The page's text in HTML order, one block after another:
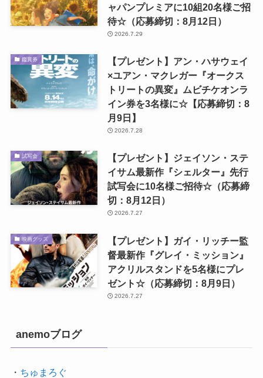
ャパンプレミアに10組20名様ご招
待☆（応募締切：8月12日）
2026.7.29
鑑賞券
【プレゼント】アン・ハサウェイ
×ユアン・マクレガー『オークス
トリートの異変』ムビチケオンラ
イン券を3名様に☆【応募締切：8
月9日】
2026.7.28
試写会
【プレゼント】ジェイソン・ステ
イサム最新作『シェルター』先行
試写会に10名様ご招待☆（応募締
切：8月12日）
2026.7.27
映画グッズ
【プレゼント】ガイ・リッチー監
督最新作『グレイ・ミッション』
アクリルスタンドを5名様にプレ
ゼント☆（応募締切：8月9日）
2026.7.27
anemoブログ
・ ちゅまろぐ